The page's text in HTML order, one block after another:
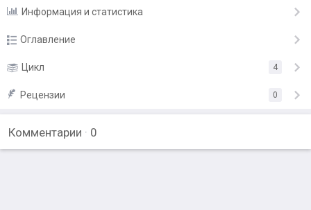
Информация и статистика
Оглавление
92-й выпуск 21.09.22
93-й выпуск 28.09.22
Цикл 4
Рецензии 0
Комментарии · 0